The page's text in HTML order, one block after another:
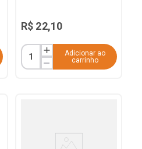
R$ 22,10
Adicionar ao
carrinho